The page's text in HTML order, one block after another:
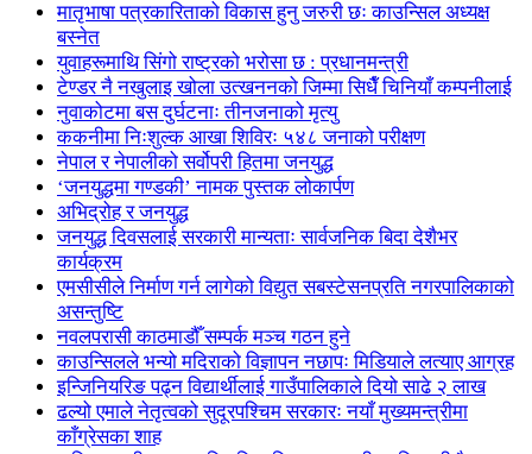
मातृभाषा पत्रकारिताको विकास हुनु जरुरी छः काउन्सिल अध्यक्ष
बस्नेत
युवाहरूमाथि सिंगो राष्ट्रको भरोसा छ : प्रधानमन्त्री
टेण्डर नै नखुलाइ खोला उत्खननको जिम्मा सिधैँ चिनियाँ कम्पनीलाई
नुवाकोटमा बस दुर्घटनाः तीनजनाको मृत्यु
ककनीमा निःशुल्क आखा शिविरः ५४८ जनाको परीक्षण
नेपाल र नेपालीको सर्वोपरी हितमा जनयुद्ध
‘जनयुद्धमा गण्डकी’ नामक पुस्तक लोकार्पण
अभिद्रोह र जनयुद्ध
जनयुद्ध दिवसलाई सरकारी मान्यताः सार्वजनिक बिदा देशैभर
कार्यक्रम
एमसीसीले निर्माण गर्न लागेको विद्युत सबस्टेसनप्रति नगरपालिकाको
असन्तुष्टि
नवलपरासी काठमाडौँ सम्पर्क मञ्च गठन हुने
काउन्सिलले भन्यो मदिराको विज्ञापन नछापः मिडियाले लत्याए आग्रह
इन्जिनियरिङ पढ्न विद्यार्थीलाई गाउँपालिकाले दियो साढे २ लाख
ढल्यो एमाले नेतृत्वको सुदूरपश्चिम सरकारः नयाँ मुख्यमन्त्रीमा
काँग्रेसका शाह